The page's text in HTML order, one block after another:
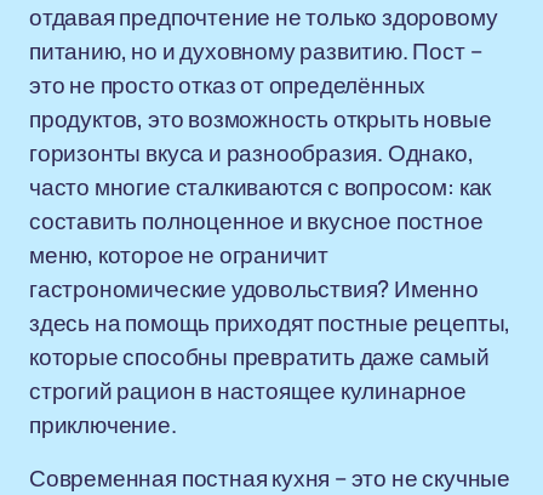
отдавая предпочтение не только здоровому
питанию, но и духовному развитию. Пост –
это не просто отказ от определённых
продуктов, это возможность открыть новые
горизонты вкуса и разнообразия. Однако,
часто многие сталкиваются с вопросом: как
составить полноценное и вкусное постное
меню, которое не ограничит
гастрономические удовольствия? Именно
здесь на помощь приходят постные рецепты,
которые способны превратить даже самый
строгий рацион в настоящее кулинарное
приключение.
Современная постная кухня – это не скучные